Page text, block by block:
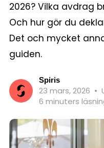
2026? Vilka avdrag
Och hur gör du
Det och mycket
guiden.
Spiris
23 mars, 2026 •
6 minuters